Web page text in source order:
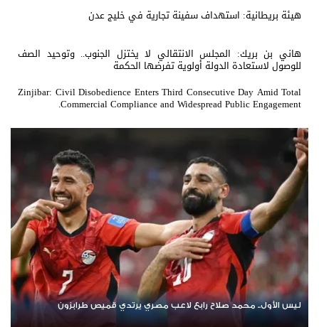
هيئة بريطانية: استهداف سفينة تجارية في خليج عدن
هاني بن بريك: المجلس الانتقالي لا يختزل الجنوب.. وتوحيد الصف
للوصول لاستعادة الدولة أولوية تفرضها الحكمة
Zinjibar: Civil Disobedience Enters Third Consecutive Day Amid Total
Commercial Compliance and Widespread Public Engagement.
ريال مدريد يودع غونزالو غارسيا مقابل 40 مليون يورو ويملك "حق العودة"